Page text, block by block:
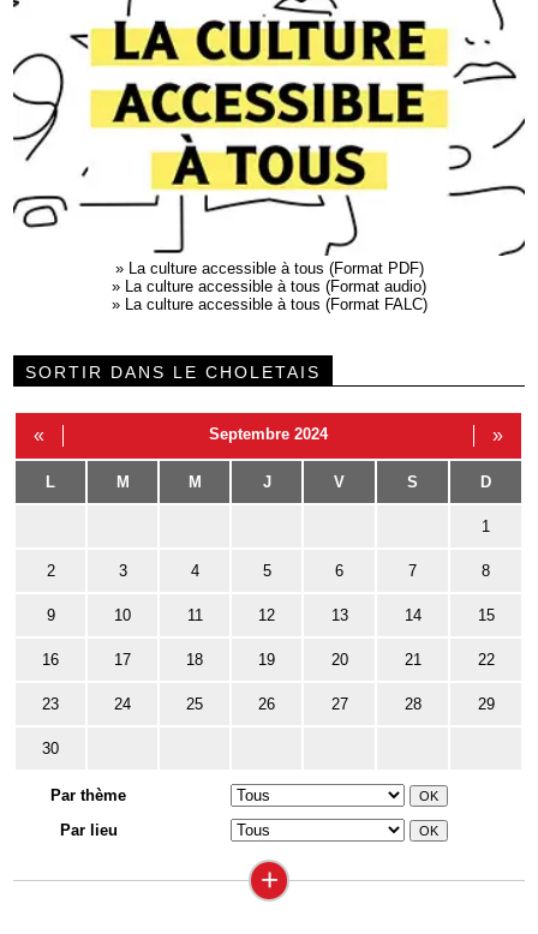
» La culture accessible à tous (Format PDF)
» La culture accessible à tous (Format audio)
» La culture accessible à tous (Format FALC)
SORTIR DANS LE CHOLETAIS
« Septembre 2024 »
L M M J V S D
1
2 3 4 5 6 7 8
9 10 11 12 13 14 15
16 17 18 19 20 21 22
23 24 25 26 27 28 29
30
Par thème
Par lieu
+